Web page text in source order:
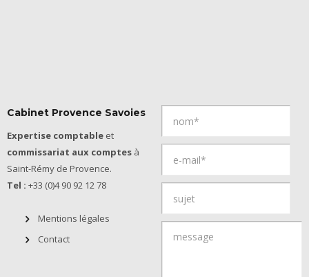
Cabinet Provence Savoies
Expertise comptable et
commissariat aux comptes à
Saint-Rémy de Provence.
Tel : +33 (0)4 90 92 12 78
Mentions légales
Contact